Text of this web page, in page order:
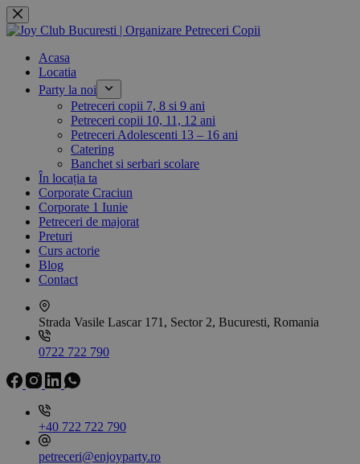
Skip
to
content
Acasa
Locatia
Party la noi
Petreceri copii 7, 8 si 9 ani
Petreceri copii 10, 11, 12 ani
Petreceri Adolescenti 13 – 16 ani
Catering
Banchet si serbari scolare
În locația ta
Corporate Craciun
Corporate 1 Iunie
Petreceri de majorat
Preturi
Curs actorie
Blog
Contact
Strada Vasile Lascar 171, Sector 2, Bucuresti, Romania
0722 722 790
+40 722 722 790
petreceri@enjoyparty.ro